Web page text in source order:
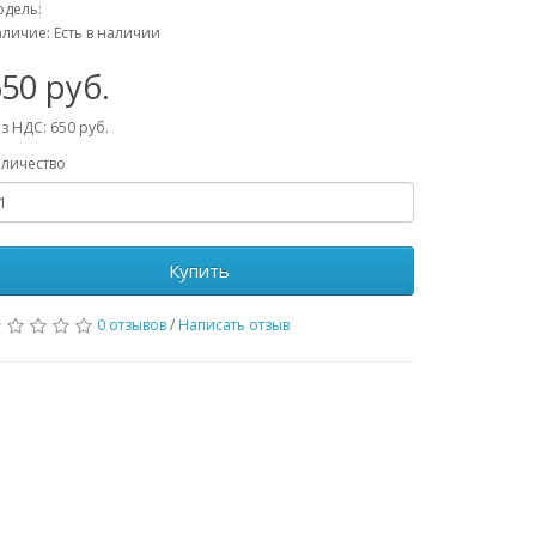
Есть в наличии
руб.
НДС: 650 руб.
Купить
0 отзывов/ Написать отзыв